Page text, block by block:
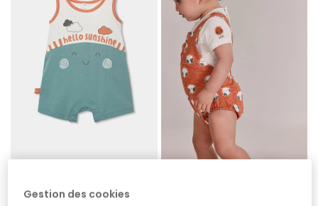
29,95 €
14,95 €
Gestion des cookies